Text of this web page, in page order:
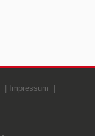
Impressum